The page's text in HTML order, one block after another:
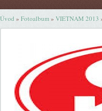
Úvod » Fotoalbum» VIETNAM 2013